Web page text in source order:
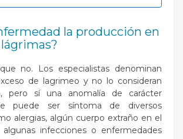
la producción en
no. Los especialistas denominan
de lagrimeo y no lo consideran
pero sí una anomalía de carácter
puede ser síntoma de diversos
alergias, algún cuerpo extraño en el
infecciones o enfermedades